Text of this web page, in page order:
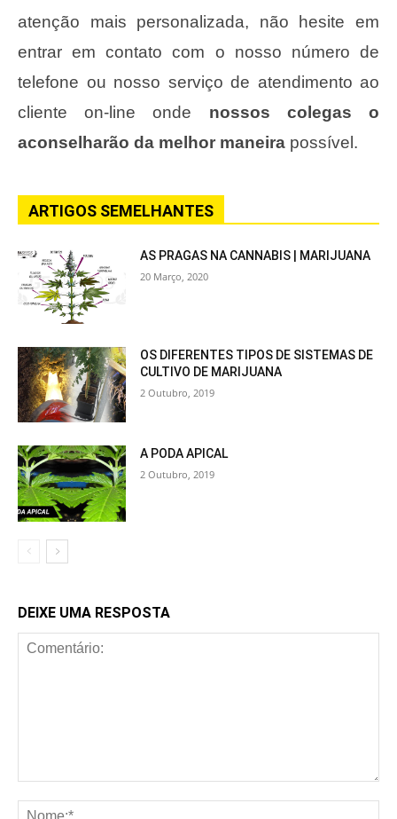
atenção mais personalizada, não hesite em
entrar em contato com o nosso número de
telefone ou nosso serviço de atendimento ao
cliente on-line onde nossos colegas o
aconselharão da melhor maneira possível.
ARTIGOS SEMELHANTES
AS PRAGAS NA CANNABIS | MARIJUANA
20 Março, 2020
OS DIFERENTES TIPOS DE SISTEMAS DE
CULTIVO DE MARIJUANA
2 Outubro, 2019
A PODA APICAL
2 Outubro, 2019
DEIXE UMA RESPOSTA